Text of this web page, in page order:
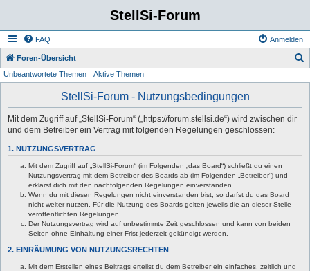
StellSi-Forum
FAQ Anmelden
Foren-Übersicht
Unbeantwortete Themen Aktive Themen
StellSi-Forum - Nutzungsbedingungen
Mit dem Zugriff auf „StellSi-Forum“ („https://forum.stellsi.de“) wird zwischen dir
und dem Betreiber ein Vertrag mit folgenden Regelungen geschlossen:
1. NUTZUNGSVERTRAG
Mit dem Zugriff auf „StellSi-Forum“ (im Folgenden „das Board“) schließt du einen
Nutzungsvertrag mit dem Betreiber des Boards ab (im Folgenden „Betreiber“) und
erklärst dich mit den nachfolgenden Regelungen einverstanden.
Wenn du mit diesen Regelungen nicht einverstanden bist, so darfst du das Board
nicht weiter nutzen. Für die Nutzung des Boards gelten jeweils die an dieser Stelle
veröffentlichten Regelungen.
Der Nutzungsvertrag wird auf unbestimmte Zeit geschlossen und kann von beiden
Seiten ohne Einhaltung einer Frist jederzeit gekündigt werden.
2. EINRÄUMUNG VON NUTZUNGSRECHTEN
Mit dem Erstellen eines Beitrags erteilst du dem Betreiber ein einfaches, zeitlich und